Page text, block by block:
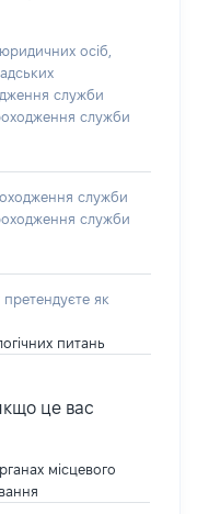
осіб,
служби
служби
служби
служби
як
питань
це вас
місцевого